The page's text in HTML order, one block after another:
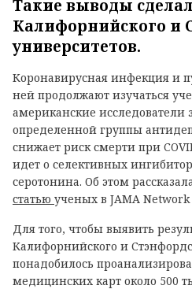
Такие выводы
Калифорнийского и
университетов.
Коронавирусная инфекция и
ней продолжают изучаться
американские исследователи
определенной группы
снижает риск смерти при
идет о селективных
серотонина. Об этом
статью ученых в JAMA Network
Для того, чтобы выявить
Калифорнийского и
понадобилось
медицинских карт около 500